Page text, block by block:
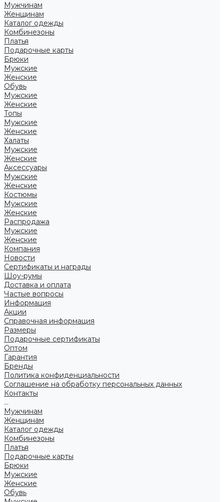
Мужчинам
Женщинам
Каталог одежды
Комбинезоны
Платья
Подарочные карты
Брюки
Мужские
Женские
Обувь
Мужские
Женские
Топы
Мужские
Женские
Халаты
Мужские
Женские
Аксессуары
Мужские
Женские
Костюмы
Мужские
Женские
Распродажа
Мужские
Женские
Компания
Новости
Сертификаты и награды
Шоу-румы
Доставка и оплата
Частые вопросы
Информация
Акции
Справочная информация
Размеры
Подарочные сертификаты
Оптом
Гарантия
Бренды
Политика конфиденциальности
Соглашение на обработку персональных данных
Контакты
...
Мужчинам
Женщинам
Каталог одежды
Комбинезоны
Платья
Подарочные карты
Брюки
Мужские
Женские
Обувь